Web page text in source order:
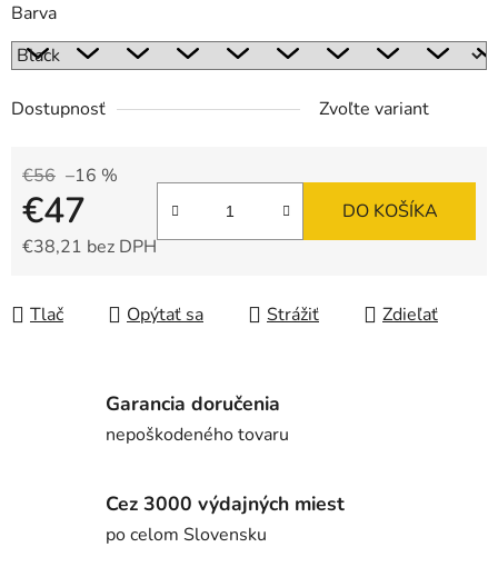
Barva
Dostupnosť Zvoľte variant
€56 –16 %
€47
€38,21 bez DPH
DO KOŠÍKA
Tlač Opýtať sa Strážiť Zdieľať
Garancia doručenia
nepoškodeného tovaru
Cez 3000 výdajných miest
po celom Slovensku